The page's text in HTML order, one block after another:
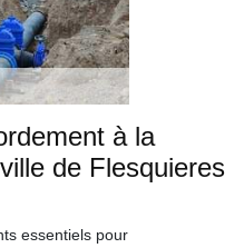
à la
de Flesquieres
essentiels pour